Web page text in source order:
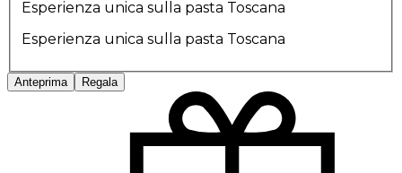
Esperienza unica sulla pasta Toscana
Esperienza unica sulla pasta Toscana
Anteprima Regala